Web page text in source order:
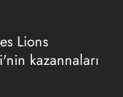
Lions
kazannaları